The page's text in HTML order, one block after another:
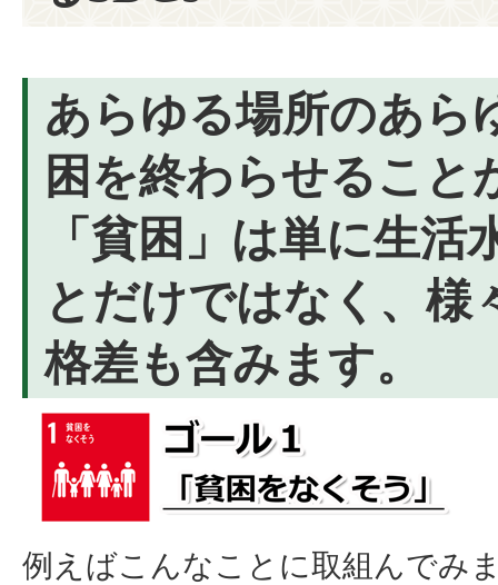
あらゆる場所のあら
困を終わらせること
「貧困」は単に生活
とだけではなく、様
格差も含みます。
例えばこんなことに取組んでみ